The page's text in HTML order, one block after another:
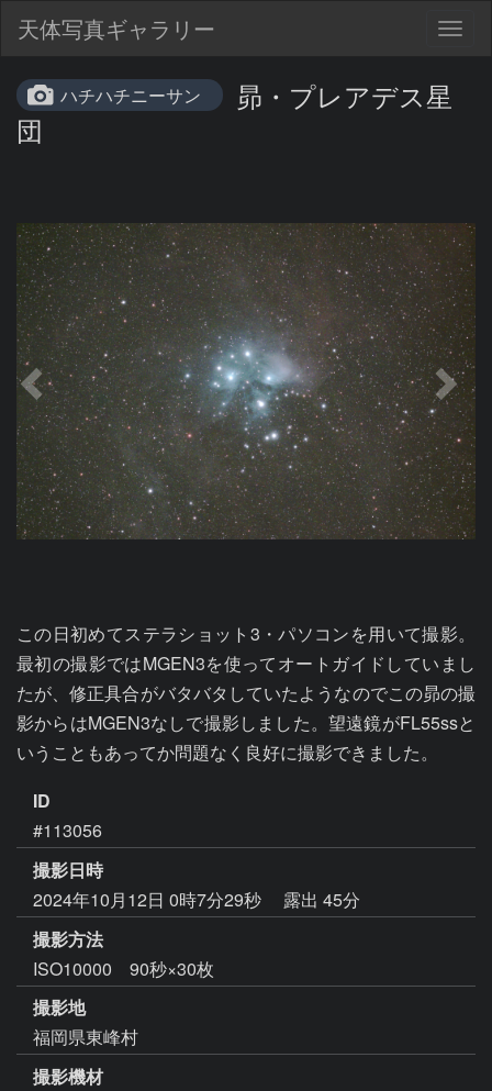
天体写真ギャラリー
ハチハチニーサン
昴・プレアデス星
団
この日初めてステラショット3・パソコンを用いて撮影。
最初の撮影ではMGEN3を使ってオートガイドしていまし
たが、修正具合がバタバタしていたようなのでこの昴の撮
影からはMGEN3なしで撮影しました。望遠鏡がFL55ssと
いうこともあってか問題なく良好に撮影できました。
ID
#113056
撮影日時
2024年10月12日 0時7分29秒
露出 45分
撮影方法
ISO10000 90秒×30枚
撮影地
福岡県東峰村
撮影機材